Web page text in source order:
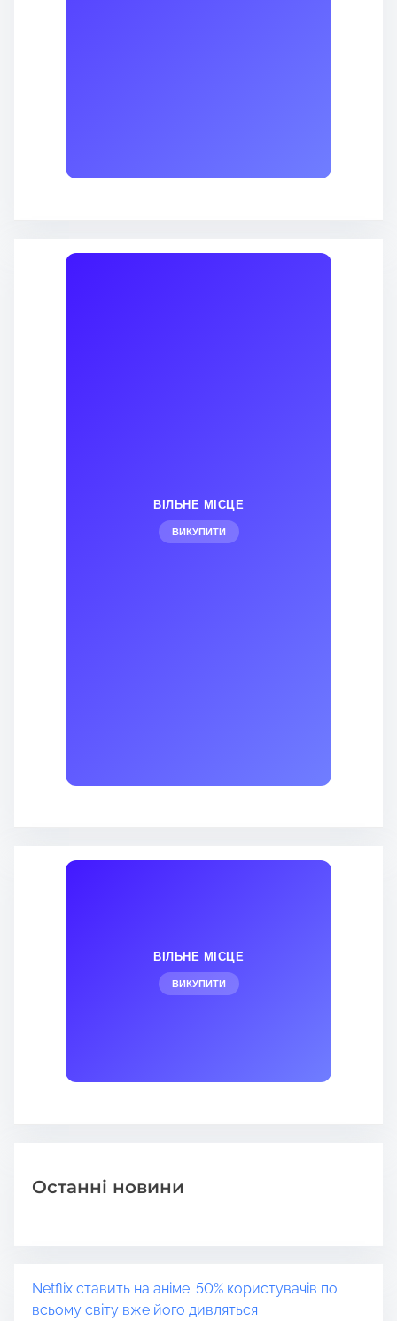
ВІЛЬНЕ МІСЦЕ
ВИКУПИТИ
ВІЛЬНЕ МІСЦЕ
ВИКУПИТИ
Останні новини
Netflix ставить на аніме: 50% користувачів по
всьому світу вже його дивляться